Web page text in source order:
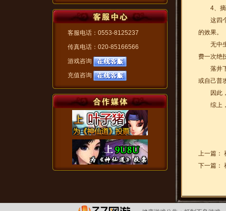
4、摘
这四个
的效果。
无中生
费一次绝
落井下
或自己普
因此，
综上，
上一篇：
下一篇：
客服电话：0553-8125237
传真电话：020-85166566
游戏咨询
充值咨询